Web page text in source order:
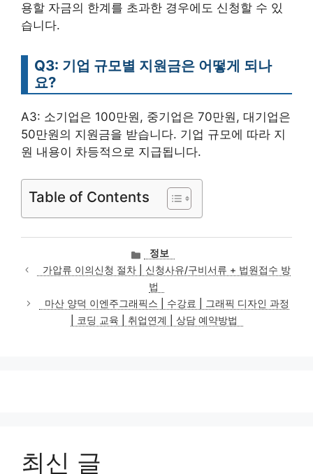
용할 자금의 한계를 초과한 경우에도 신청할 수 있
습니다.
Q3: 기업 규모별 지원금은 어떻게 되나
요?
A3: 소기업은 100만원, 중기업은 70만원, 대기업은
50만원의 지원금을 받습니다. 기업 규모에 따라 지
원 내용이 차등적으로 지급됩니다.
Table of Contents
카
테
고
리
정보
가압류 이의신청 절차 | 신청사유/구비서류 + 법원접수 방
법
마산 양덕 이엔주그래픽스 | 수강료 | 그래픽 디자인 과정
| 코딩 교육 | 취업연계 | 상담 예약방법
최신 글